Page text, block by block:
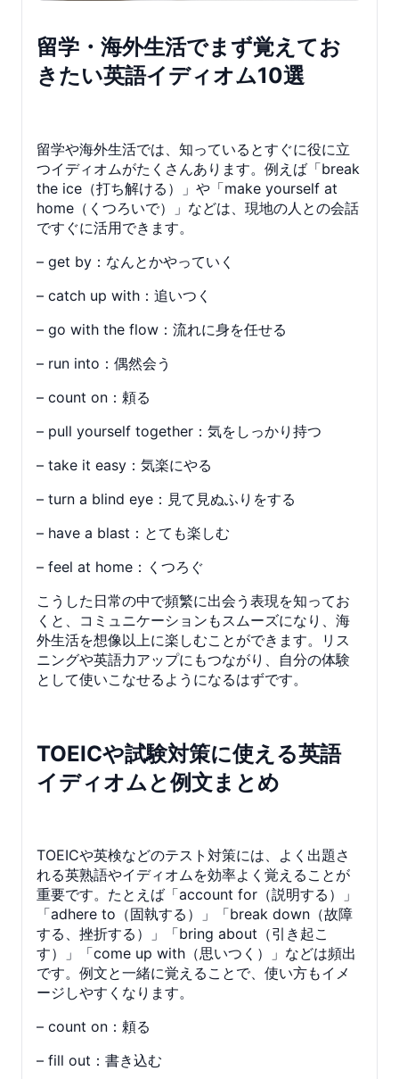
留学・海外生活でまず覚えてお
きたい英語イディオム10選
留学や海外生活では、知っているとすぐに役に立
つイディオムがたくさんあります。例えば「break
the ice（打ち解ける）」や「make yourself at
home（くつろいで）」などは、現地の人との会話
ですぐに活用できます。
– get by：なんとかやっていく
– catch up with：追いつく
– go with the flow：流れに身を任せる
– run into：偶然会う
– count on：頼る
– pull yourself together：気をしっかり持つ
– take it easy：気楽にやる
– turn a blind eye：見て見ぬふりをする
– have a blast：とても楽しむ
– feel at home：くつろぐ
こうした日常の中で頻繁に出会う表現を知ってお
くと、コミュニケーションもスムーズになり、海
外生活を想像以上に楽しむことができます。リス
ニングや英語力アップにもつながり、自分の体験
として使いこなせるようになるはずです。
TOEICや試験対策に使える英語
イディオムと例文まとめ
TOEICや英検などのテスト対策には、よく出題さ
れる英熟語やイディオムを効率よく覚えることが
重要です。たとえば「account for（説明する）」
「adhere to（固執する）」「break down（故障
する、挫折する）」「bring about（引き起こ
す）」「come up with（思いつく）」などは頻出
です。例文と一緒に覚えることで、使い方もイメ
ージしやすくなります。
– count on：頼る
– fill out：書き込む